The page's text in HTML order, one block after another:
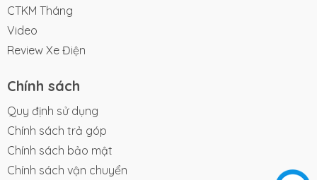
CTKM Tháng
Video
Review Xe Điện
Chính sách
Quy định sử dụng
Chính sách trả góp
Chính sách bảo mật
Chính sách vận chuyển